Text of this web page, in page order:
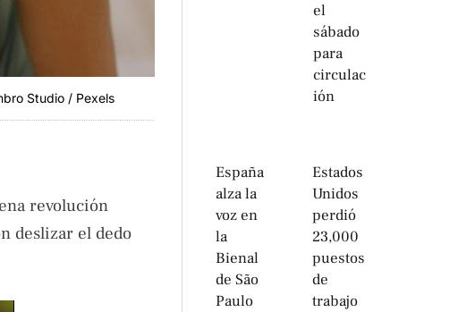
Studio / Pexels
revolución
deslizar el dedo
el
sábado
para
circulac
ión
España
alza la
voz en
la
Bienal
de São
Paulo
Estados
Unidos
perdió
23,000
puestos
de
trabajo